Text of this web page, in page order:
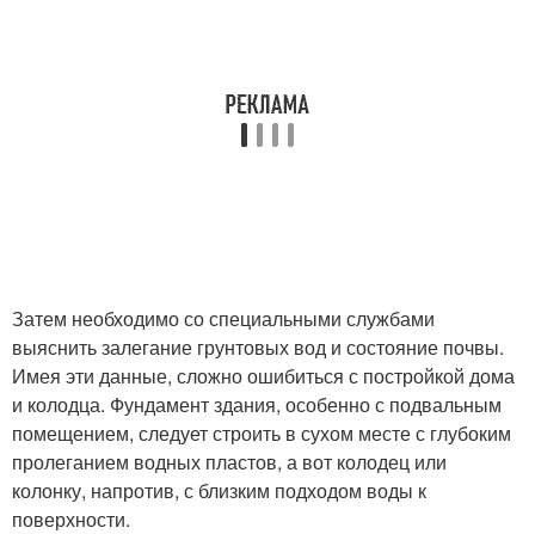
Затем необходимо со специальными службами
выяснить залегание грунтовых вод и состояние почвы.
Имея эти данные, сложно ошибиться с постройкой дома
и колодца. Фундамент здания, особенно с подвальным
помещением, следует строить в сухом месте с глубоким
пролеганием водных пластов, а вот колодец или
колонку, напротив, с близким подходом воды к
поверхности.